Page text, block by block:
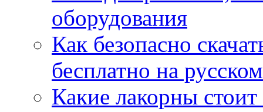
оборудования
Как безопасно
бесплатно на
Какие лакорны